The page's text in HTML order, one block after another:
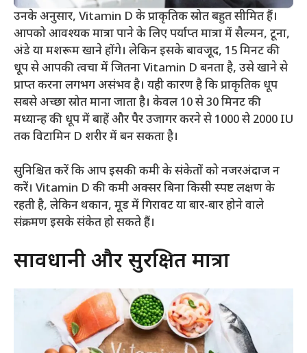
उनके अनुसार, Vitamin D के प्राकृतिक स्रोत बहुत सीमित हैं।
आपको आवश्यक मात्रा पाने के लिए पर्याप्त मात्रा में सैल्मन, टूना,
अंडे या मशरूम खाने होंगे। लेकिन इसके बावजूद, 15 मिनट की
धूप से आपकी त्वचा में जितना Vitamin D बनता है, उसे खाने से
प्राप्त करना लगभग असंभव है। यही कारण है कि प्राकृतिक धूप
सबसे अच्छा स्रोत माना जाता है। केवल 10 से 30 मिनट की
मध्यान्ह की धूप में बाहें और पैर उजागर करने से 1000 से 2000 IU
तक विटामिन D शरीर में बन सकता है।
सुनिश्चित करें कि आप इसकी कमी के संकेतों को नजरअंदाज न
करें। Vitamin D की कमी अक्सर बिना किसी स्पष्ट लक्षण के
रहती है, लेकिन थकान, मूड में गिरावट या बार-बार होने वाले
संक्रमण इसके संकेत हो सकते हैं।
सावधानी और सुरक्षित मात्रा